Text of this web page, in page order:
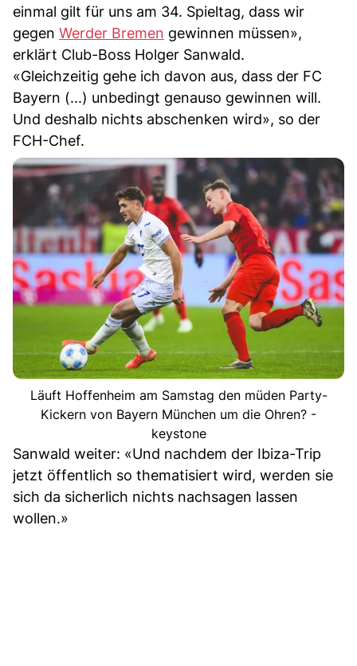
einmal gilt für uns am 34. Spieltag, dass wir
gegen Werder Bremen gewinnen müssen»,
erklärt Club-Boss Holger Sanwald.
«Gleichzeitig gehe ich davon aus, dass der FC
Bayern (...) unbedingt genauso gewinnen will.
Und deshalb nichts abschenken wird», so der
FCH-Chef.
Läuft Hoffenheim am Samstag den müden Party-
Kickern von Bayern München um die Ohren? -
keystone
Sanwald weiter: «Und nachdem der Ibiza-Trip
jetzt öffentlich so thematisiert wird, werden sie
sich da sicherlich nichts nachsagen lassen
wollen.»